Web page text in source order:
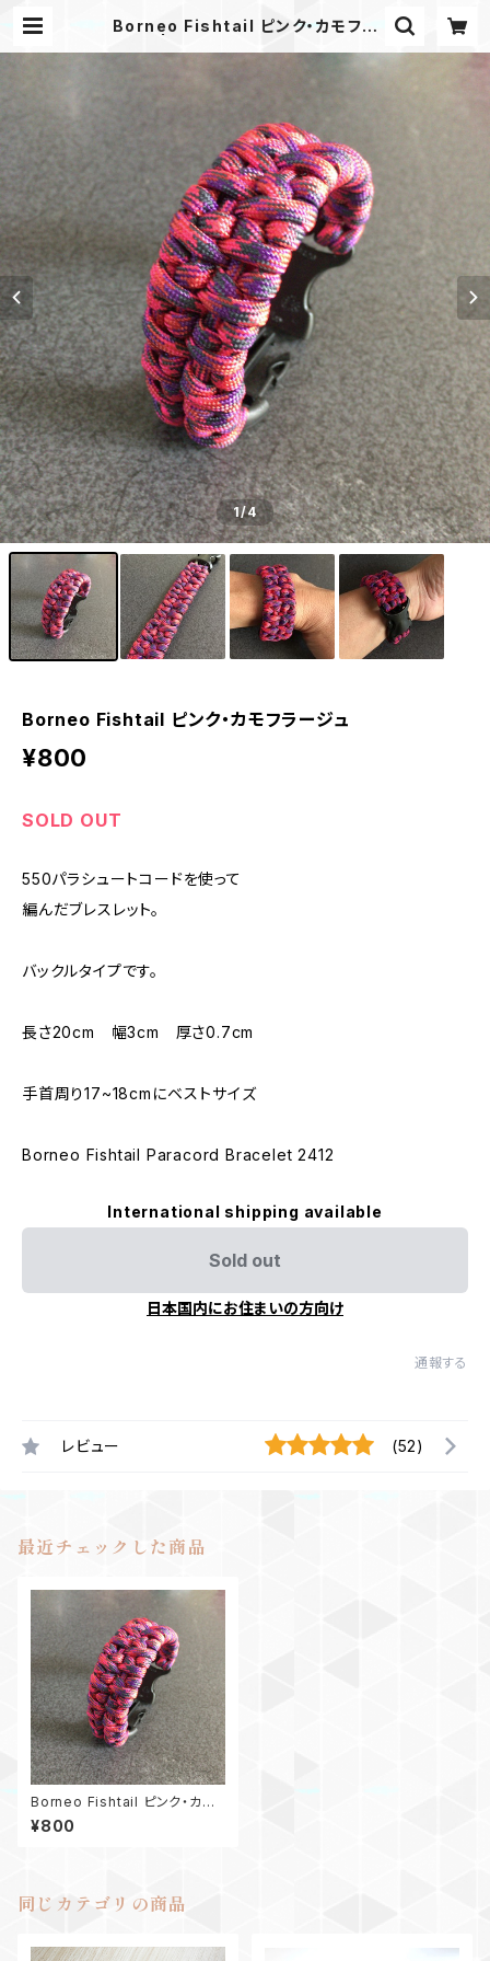
Borneo Fishtail ピンク・カモフラ
cord
1/4
Borneo Fishtail ピンク・カモフラージュ
¥800
SOLD OUT
550パラシュートコードを使って
編んだブレスレット。
バックルタイプです。
長さ20cm 幅3cm 厚さ0.7cm
手首周り17~18cmにベストサイズ
Borneo Fishtail Paracord Bracelet 2412
International shipping available
Sold out
日本国内にお住まいの方向け
通報する
レビュー (52)
最近チェックした商品
Borneo Fishtail ピンク・カモ
フラージュ
¥800
同じカテゴリの商品